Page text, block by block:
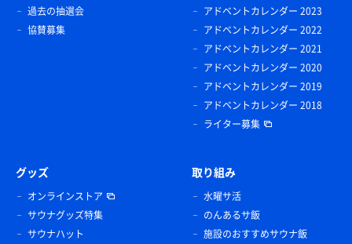
過去の抽選会
協賛募集
アドベントカレンダー 2023
アドベントカレンダー 2022
アドベントカレンダー 2021
アドベントカレンダー 2020
アドベントカレンダー 2019
アドベントカレンダー 2018
ライター募集
グッズ
オンラインストア
サウナグッズ特集
サウナハット
取り組み
水曜サ活
のんあるサ飯
施設のおすすめサウナ飯